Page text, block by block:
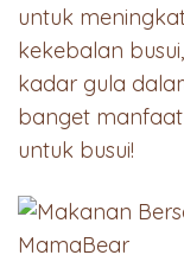
untuk
kekebalan
kadar gula
banget
untuk busui!